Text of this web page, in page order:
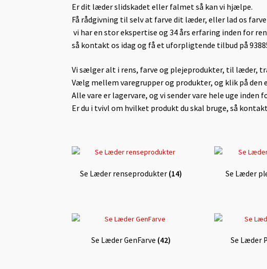
Er dit læder slidskadet eller falmet så kan vi hjælpe.
Få rådgivning til selv at farve dit læder, eller lad os
vi har en stor ekspertise og 34 års erfaring inden for
så kontakt os idag og få et uforpligtende tilbud på
Vi sælger alt i rens, farve og plejeprodukter, til læder,
Vælg mellem varegrupper og produkter, og klik på den
Alle vare er lagervare, og vi sender vare hele uge inden
Er du i tvivl om hvilket produkt du skal bruge, så
Se Læder renseprodukter (14) Se Læder
Se Læder GenFarve (42) Se Læder